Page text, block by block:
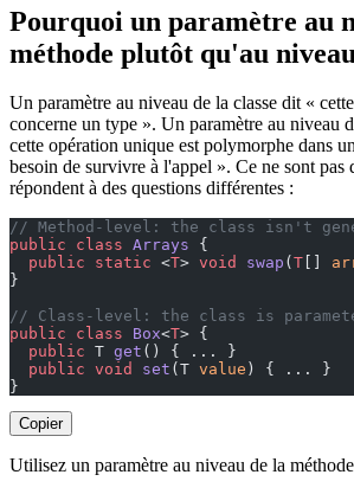
Pourquoi un paramètre au
méthode plutôt qu'au
Un paramètre au niveau de la classe dit «
concerne un type ». Un paramètre au niveau
cette opération unique est polymorphe dans
besoin de survivre à l'appel ». Ce ne sont
répondent à des questions différentes :
// Method-level: the class isn't
public class Arrays {
  public
static <T> void swap ( T
}
// Class-level: the class is
public class Box<T> {
  public
T get () { ... }
  public
void set (T value ) { ... }
}
Copier
Utilisez un paramètre au niveau de la